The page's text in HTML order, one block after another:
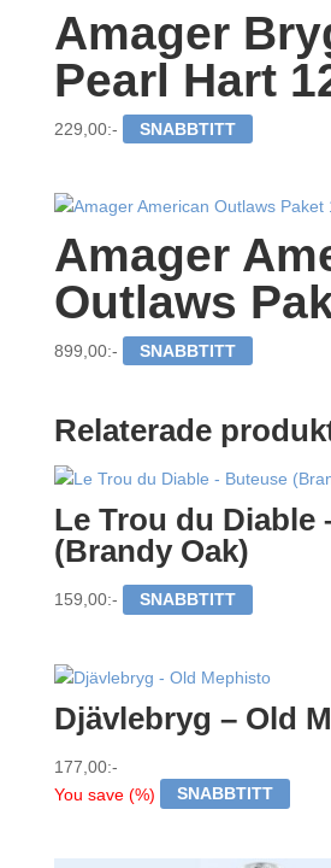
Amager
Pearl Hart
229,00:- SNABBTITT
Amager
Outlaws
899,00:- SNABBTITT
Relaterade
Le Trou du Diable
(Brandy Oak)
159,00:- SNABBTITT
Djävlebryg – Old
177,00:-
You save (%) SNABBTITT